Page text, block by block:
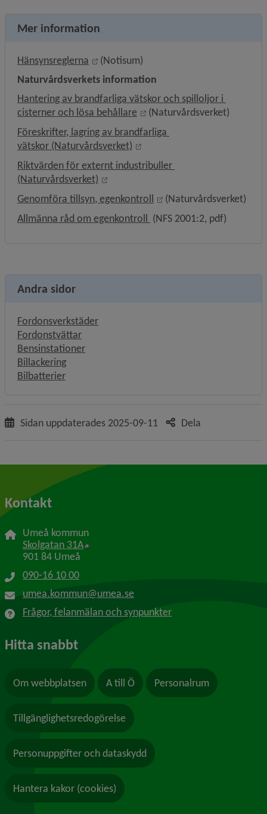
Mer information
Hänsynsreglerna Länk till annan webbplats, öppnas i
(Notisum)
Naturvårdsverkets information
Hantering av brandfarliga vätskor och spilloljor i
cisterner och lösa behållare
Länk till annan webbplats,
(Naturvårdsverket)
Föreskrifter, lagring av brandfarliga
vätskor (Naturvårdsverket)
Länk till annan webbplats,
Riktvärden för externt industribuller
(Naturvårdsverket)
Länk till annan webbplats, öppnas i
Genomföra tillsyn, egenkontroll
Länk till annan
(Naturvårdsverket)
Allmänna råd om egenkontroll , 125.6 kB, öppnas i nytt
(NFS 2001:2, pdf)
Andra sidor
Fordonsverkstäder
Fordonstvättar
Bensinstationer
Billackering
Bilbatterier
Sidan uppdaterades 2025-09-11 Dela
Kontakt
Umeå kommun
Skolgatan 31A Länk till annan webbplats, öppnas i nytt
901 84 Umeå
090-16 10 00
umea.kommun@umea.se
Frågor, felanmälan och synpunkter
Hitta snabbt
Om webbplatsen A till Ö Personalrum
Tillgänglighetsredogörelse
Personuppgifter och dataskydd
Hantera kakor (cookies)